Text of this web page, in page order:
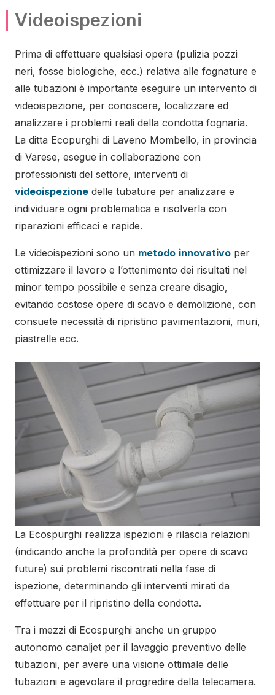
Videoispezioni
Prima di effettuare qualsiasi opera (pulizia pozzi
neri, fosse biologiche, ecc.) relativa alle fognature e
alle tubazioni è importante eseguire un intervento di
videoispezione, per conoscere, localizzare ed
analizzare i problemi reali della condotta fognaria.
La ditta Ecopurghi di Laveno Mombello, in provincia
di Varese, esegue in collaborazione con
professionisti del settore, interventi di
videoispezione delle tubature per analizzare e
individuare ogni problematica e risolverla con
riparazioni efficaci e rapide.
Le videoispezioni sono un metodo innovativo per
ottimizzare il lavoro e l’ottenimento dei risultati nel
minor tempo possibile e senza creare disagio,
evitando costose opere di scavo e demolizione, con
consuete necessità di ripristino pavimentazioni, muri,
piastrelle ecc.
La Ecospurghi realizza ispezioni e rilascia relazioni
(indicando anche la profondità per opere di scavo
future) sui problemi riscontrati nella fase di
ispezione, determinando gli interventi mirati da
effettuare per il ripristino della condotta.
Tra i mezzi di Ecospurghi anche un gruppo
autonomo canaljet per il lavaggio preventivo delle
tubazioni, per avere una visione ottimale delle
tubazioni e agevolare il progredire della telecamera.